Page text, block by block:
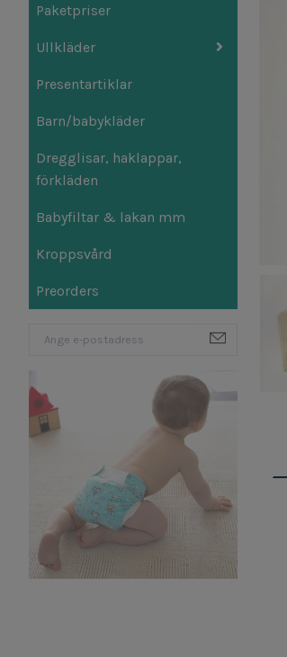
Paketpriser
Ullkläder
Presentartiklar
Barn/babykläder
Dregglisar, haklappar,
förkläden
Babyfiltar & lakan mm
Kroppsvård
Preorders